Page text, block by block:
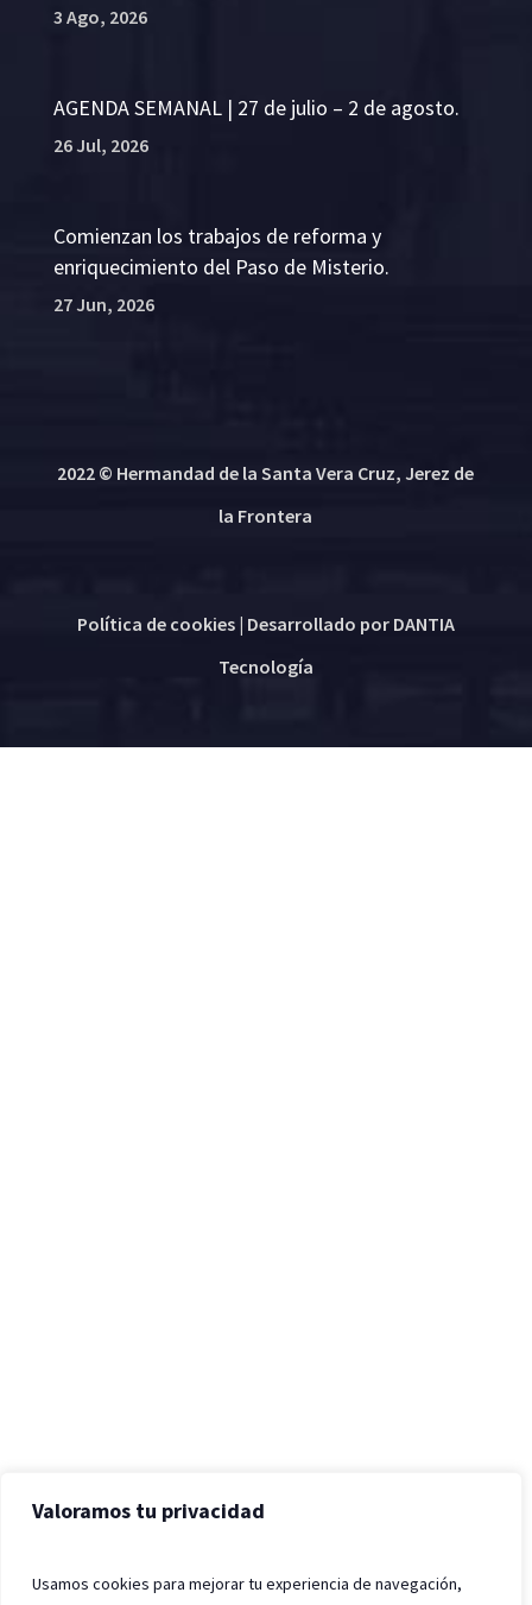
Valoramos tu privacidad
Usamos cookies para mejorar tu experiencia de navegación,
3 Ago, 2026
AGENDA SEMANAL | 27 de julio – 2 de agosto.
26 Jul, 2026
Comienzan los trabajos de reforma y
enriquecimiento del Paso de Misterio.
27 Jun, 2026
2022 © Hermandad de la Santa Vera Cruz, Jerez de
la Frontera
Política de cookies| Desarrollado por DANTIA
Tecnología